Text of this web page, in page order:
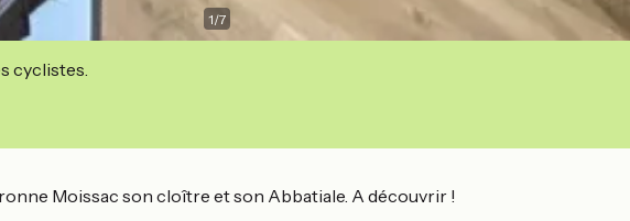
1/7
cyclistes.
Moissac son cloître et son Abbatiale. A découvrir !